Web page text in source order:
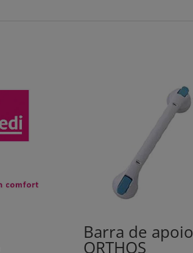
Barra de apoio
ORTHOS